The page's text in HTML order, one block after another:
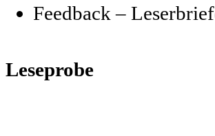
Feedback –
Leseprobe